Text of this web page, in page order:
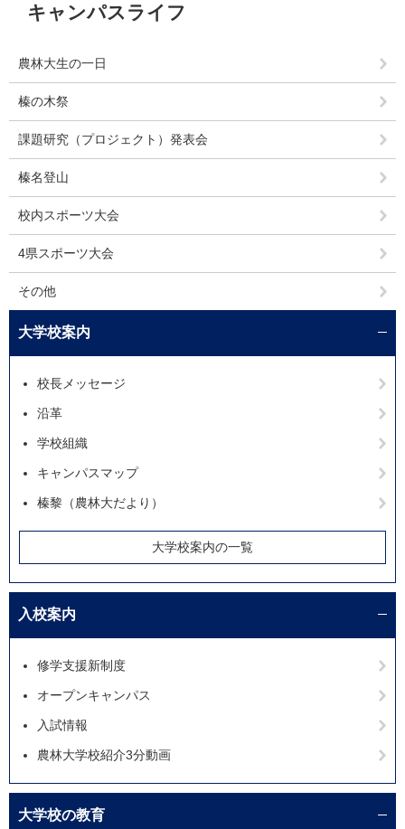
キャンパスライフ
農林大生の一日
榛の木祭
課題研究（プロジェクト）発表会
榛名登山
校内スポーツ大会
4県スポーツ大会
その他
大学校案内
校長メッセージ
沿革
学校組織
キャンパスマップ
榛黎（農林大だより）
大学校案内の一覧
入校案内
修学支援新制度
オープンキャンパス
入試情報
農林大学校紹介3分動画
大学校の教育